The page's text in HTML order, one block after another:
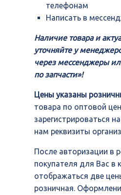
телефонам
Написать в
Наличие товара и
уточняйте у
через мессенджеры
по запчасти»!
Цены указаны
товара по оптовой
зарегистрироваться
нам реквизиты
После авторизации в
покупателя для Вас в
отображаться две
розничная.